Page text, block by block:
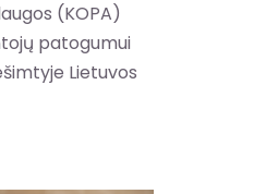
(KOPA)
patogumui
Lietuvos